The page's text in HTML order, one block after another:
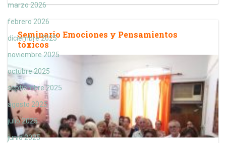
marzo 2026
febrero 2026
diciembre 2025
noviembre 2025
octubre 2025
septiembre 2025
agosto 2025
julio 2025
junio 2025
Seminario Emociones y Pensamientos
tóxicos